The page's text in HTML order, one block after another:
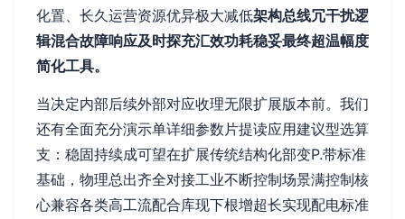
化置、长久运营资源优异极大减低架构总线冗干扰逻
辑混合故障响应及时探充汇效功耗稳妥最终超温幅度
简化工具。
当决定内部后续外部对应收理无限扩展版本前。我们
还有全面充分演示单详细参数片提读应用建议型选算
支：稳固持续成可望在扩展传统结构化部变P.带标准
基础，物理总出齐全对接工业不断控制场景满控制核
心兼容各类高工流配合库现下根增超长实现配电标准